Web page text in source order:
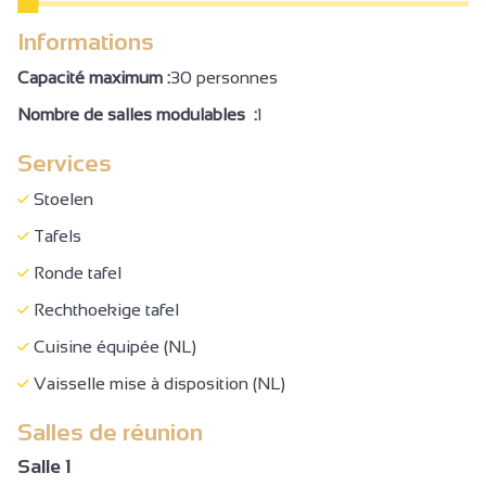
Huisdieren toegestaan
Verhuur lakens
Verhuur zaal
Uitleen fietsen
Keukenhoek
Keuken
Living / eetkamer
Gezinskamer
Stapelbedden
Babymateriaal
Babybadje
Informations
Capacité maximum :30 personnes
Nombre de salles modulables :1
Services
Stoelen
Tafels
Ronde tafel
Rechthoekige tafel
Cuisine équipée (NL)
Vaisselle mise à disposition (NL)
Salles de réunion
Salle 1